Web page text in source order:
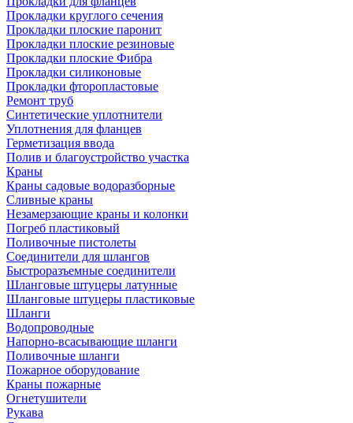
Прокладки круглого сечения
Прокладки плоские паронит
Прокладки плоские резиновые
Прокладки плоские Фибра
Прокладки силиконовые
Прокладки фторопластовые
Ремонт труб
Синтетические уплотнители
Уплотнения для фланцев
Герметизация ввода
Полив и благоустройство участка
Краны
Краны садовые водоразборные
Сливные краны
Незамерзающие краны и колонки
Погреб пластиковый
Поливочные пистолеты
Соединители для шлангов
Быстроразъемные соединители
Шланговые штуцеры латунные
Шланговые штуцеры пластиковые
Шланги
Водопроводные
Напорно-всасывающие шланги
Поливочные шланги
Пожарное оборудование
Краны пожарные
Огнетушители
Рукава